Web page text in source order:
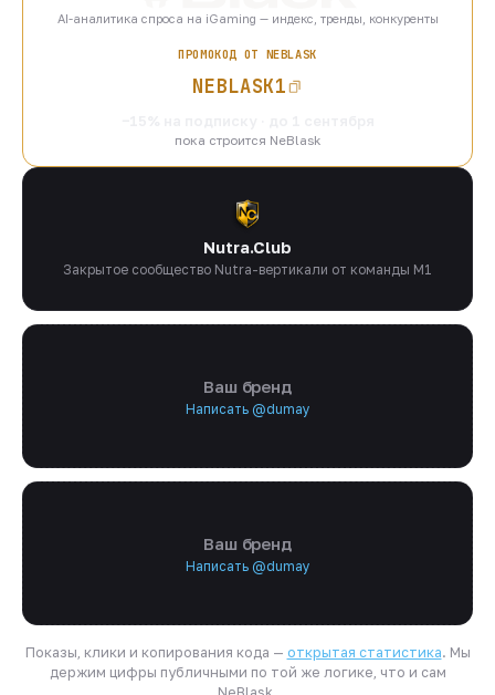
AI-аналитика спроса на iGaming — индекс, тренды, конкуренты
ПРОМОКОД ОТ NEBLASK
NEBLASK1
пока строится NeBlask
Nutra.Club
Закрытое сообщество Nutra-вертикали от команды M1
Ваш бренд
Написать @dumay
Ваш бренд
Написать @dumay
Показы, клики и копирования кода — открытая статистика. Мы
держим цифры публичными по той же логике, что и сам